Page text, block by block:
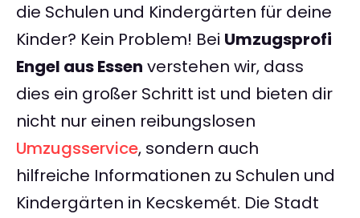
die Schulen und Kindergärten für deine
Kinder? Kein Problem! Bei Umzugsprofi
Engel aus Essen verstehen wir, dass
dies ein großer Schritt ist und bieten dir
nicht nur einen reibungslosen
Umzugsservice, sondern auch
hilfreiche Informationen zu Schulen und
Kindergärten in Kecskemét. Die Stadt